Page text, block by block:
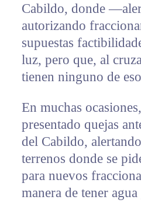
Cabildo, donde
autorizando
supuestas
luz, pero que, al
tienen ninguno de
En muchas
presentado quejas
del Cabildo,
terrenos donde se
para nuevos
manera de tener